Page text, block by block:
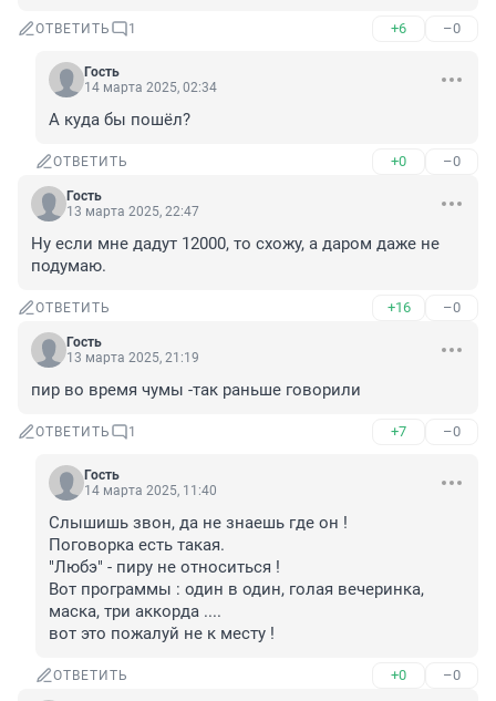
ОТВЕТИТЬ 1 +6 –0
Гость
14 марта 2025, 02:34
А куда бы пошёл?
ОТВЕТИТЬ +0 –0
Гость
13 марта 2025, 22:47
Ну если мне дадут 12000, то схожу, а даром даже не
подумаю.
ОТВЕТИТЬ +16 –0
Гость
13 марта 2025, 21:19
пир во время чумы -так раньше говорили
ОТВЕТИТЬ 1 +7 –0
Гость
14 марта 2025, 11:40
Слышишь звон, да не знаешь где он !
Поговорка есть такая.
"Любэ" - пиру не относиться !
Вот программы : один в один, голая вечеринка,
маска, три аккорда ....
вот это пожалуй не к месту !
ОТВЕТИТЬ +0 –0